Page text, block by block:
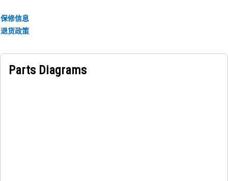
保修信息
退货政策
Parts Diagrams